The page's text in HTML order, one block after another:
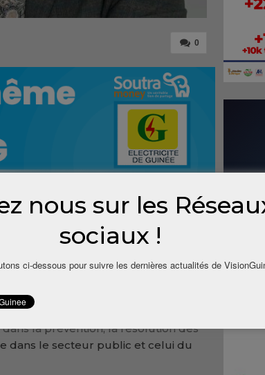
0
du dialogue social, le
a remis ce mercredi au
de cet organisme
a appelé les guinéens à
national de dialogue social a
la prévention, la résolution des
dans le secteur public et celui du
nous sur les
sociaux !
ci-dessous pour suivre les dernières actualités de